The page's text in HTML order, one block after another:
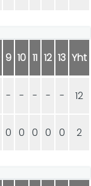
9 10 11 12 13 Yht
- - - - - 12
0 0 0 0 0 2